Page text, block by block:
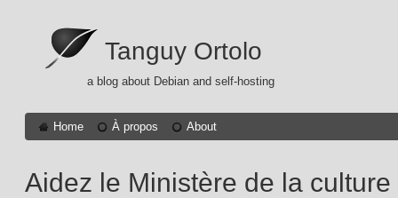
Tanguy Ortolo
a blog about Debian and self-hosting
Home À propos About
Aidez le Ministère de la